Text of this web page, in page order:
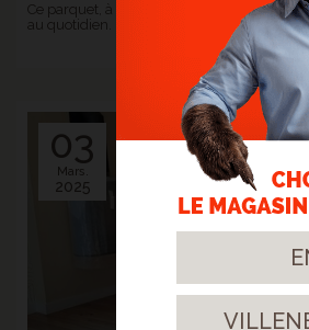
Ce parquet, à la fois élégant et chaleureux,
au quotidien.
03
Mars.
2025